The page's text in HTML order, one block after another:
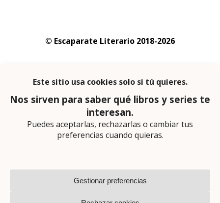
© Escaparate Literario 2018-2026
privacidad
En calidad de afiliado de Amazon obtengo
ingresos por las compras adscritas que